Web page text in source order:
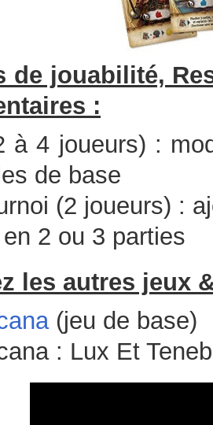
de jouabilité,
:
à 4 joueurs) :
de base
(2 joueurs) :
2 ou 3 parties
les autres jeux
(jeu de base)
: Lux Et